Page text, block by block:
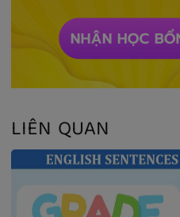
LIÊN QUAN